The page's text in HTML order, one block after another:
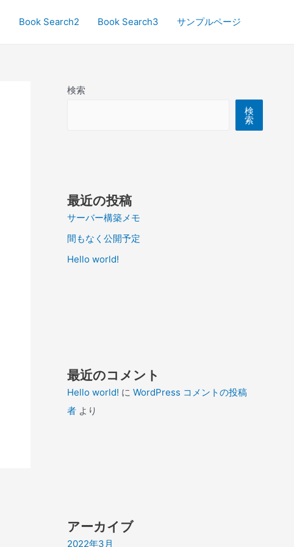
Book Search2 Book Search3 サンプルページ
検索
検
索
最近の投稿
サーバー構築メモ
間もなく公開予定
Hello world!
最近のコメント
Hello world! に WordPress コメントの投稿
者 より
アーカイブ
2022年3月